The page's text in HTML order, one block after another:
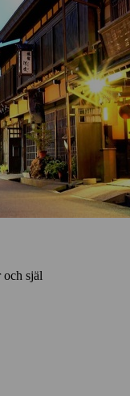
och själ